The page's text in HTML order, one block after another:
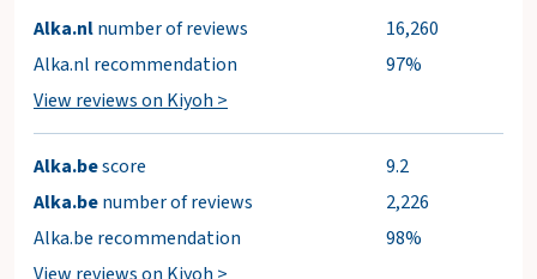
Alka.nlnumber of reviews
16,260
Alka.nl recommendation
97%
View reviews on Kiyoh >
Alka.bescore
9.2
Alka.benumber of reviews
2,226
Alka.be recommendation
98%